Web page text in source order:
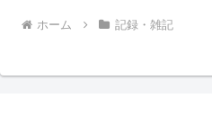
ホーム 記録・雑記